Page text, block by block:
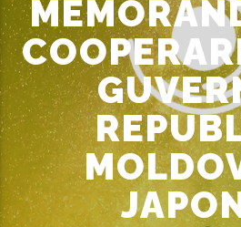
ACUM ÎN DIRECT